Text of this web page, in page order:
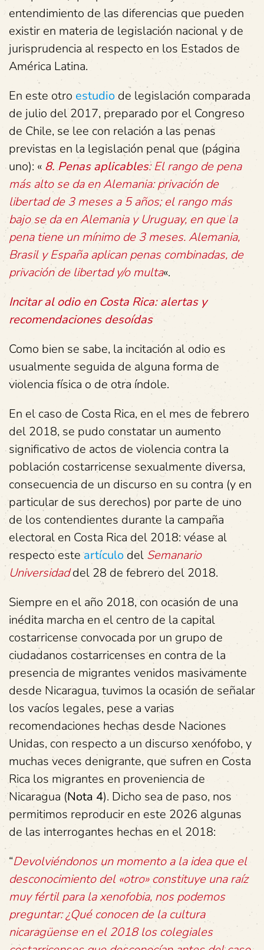
entendimiento de las diferencias que pueden
existir en materia de legislación nacional y de
jurisprudencia al respecto en los Estados de
América Latina.
En este otro estudio de legislación comparada
de julio del 2017, preparado por el Congreso
de Chile, se lee con relación a las penas
previstas en la legislación penal que (página
uno): « 8. Penas aplicables: El rango de pena
más alto se da en Alemania: privación de
libertad de 3 meses a 5 años; el rango más
bajo se da en Alemania y Uruguay, en que la
pena tiene un mínimo de 3 meses. Alemania,
Brasil y España aplican penas combinadas, de
privación de libertad y/o multa«.
Incitar al odio en Costa Rica: alertas y
recomendaciones desoídas
Como bien se sabe, la incitación al odio es
usualmente seguida de alguna forma de
violencia física o de otra índole.
En el caso de Costa Rica, en el mes de febrero
del 2018, se pudo constatar un aumento
significativo de actos de violencia contra la
población costarricense sexualmente diversa,
consecuencia de un discurso en su contra (y en
particular de sus derechos) por parte de uno
de los contendientes durante la campaña
electoral en Costa Rica del 2018: véase al
respecto esteartículo del Semanario
Universidaddel 28 de febrero del 2018.
Siempre en el año 2018, con ocasión de una
inédita marcha en el centro de la capital
costarricense convocada por un grupo de
ciudadanos costarricenses en contra de la
presencia de migrantes venidos masivamente
desde Nicaragua, tuvimos la ocasión de señalar
los vacíos legales, pese a varias
recomendaciones hechas desde Naciones
Unidas, con respecto a un discurso xenófobo, y
muchas veces denigrante, que sufren en Costa
Rica los migrantes en proveniencia de
Nicaragua (Nota 4). Dicho sea de paso, nos
permitimos reproducir en este 2026 algunas
de las interrogantes hechas en el 2018:
“Devolviéndonos un momento a la idea que el
desconocimiento del «otro» constituye una raíz
muy fértil para la xenofobia, nos podemos
preguntar: ¿Qué conocen de la cultura
nicaragüense en el 2018 los colegiales